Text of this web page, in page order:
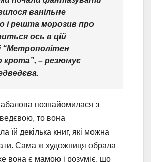
ванільне
і решта морозив про
ось в цій
“Метрополітен
крота”, – резюмує
познайомилася з
то вона
їй декілька книг, які можна
Сама ж художниця обрала
вона є мамою і розуміє, що